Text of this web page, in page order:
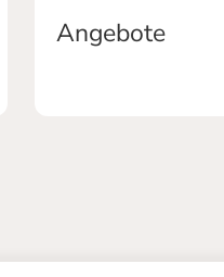
Angebote